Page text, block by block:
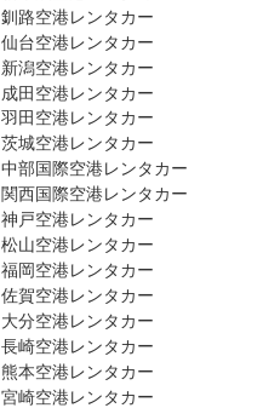
釧路空港レンタカー
仙台空港レンタカー
新潟空港レンタカー
成田空港レンタカー
羽田空港レンタカー
茨城空港レンタカー
中部国際空港レンタカー
関西国際空港レンタカー
神戸空港レンタカー
松山空港レンタカー
福岡空港レンタカー
佐賀空港レンタカー
大分空港レンタカー
長崎空港レンタカー
熊本空港レンタカー
宮崎空港レンタカー